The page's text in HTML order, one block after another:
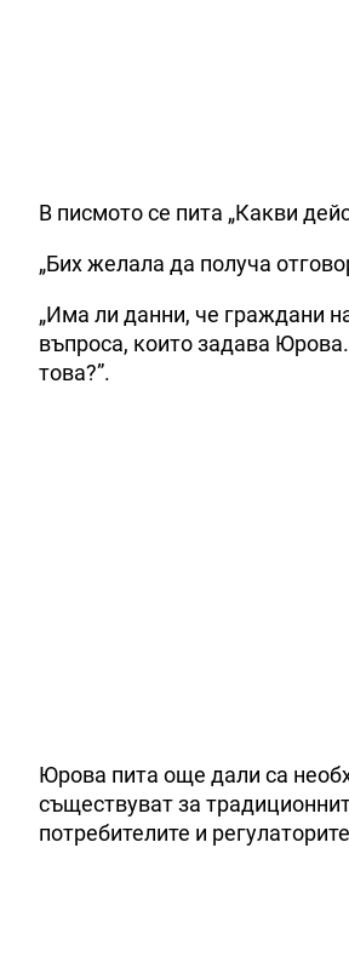
В писмото се пита „Какви
„Бих желала да получа
„Има ли данни, че граждани
въпроса, които задава
това?”.
Юрова пита още дали са
съществуват за
потребителите и